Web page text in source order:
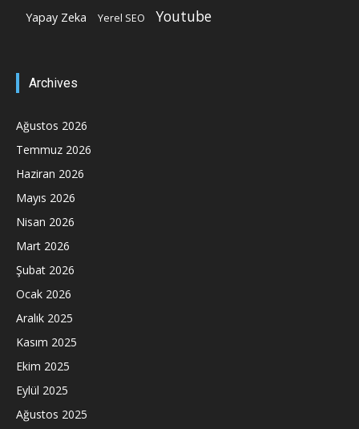
Yapay Zeka Yerel SEO Youtube
Archives
Ağustos 2026
Temmuz 2026
Haziran 2026
Mayıs 2026
Nisan 2026
Mart 2026
Şubat 2026
Ocak 2026
Aralık 2025
Kasım 2025
Ekim 2025
Eylül 2025
Ağustos 2025